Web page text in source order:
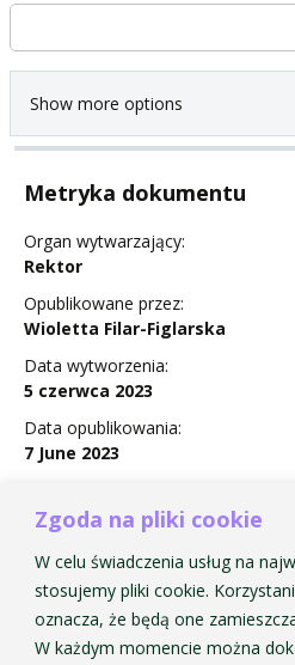
Zgoda na pliki cookie
W celu świadczenia usług na
stosujemy pliki cookie.
oznacza, że będą one
W każdym momencie można
Show more options
Metryka dokumentu
Organ wytwarzający:
Rektor
Opublikowane przez:
Wioletta Filar-Figlarska
Data wytworzenia:
5 czerwca 2023
Data opublikowania:
7 June 2023
Obowiązuje
Komunikat Nr 5 w sprawie
maja 2023 r. przez Senat